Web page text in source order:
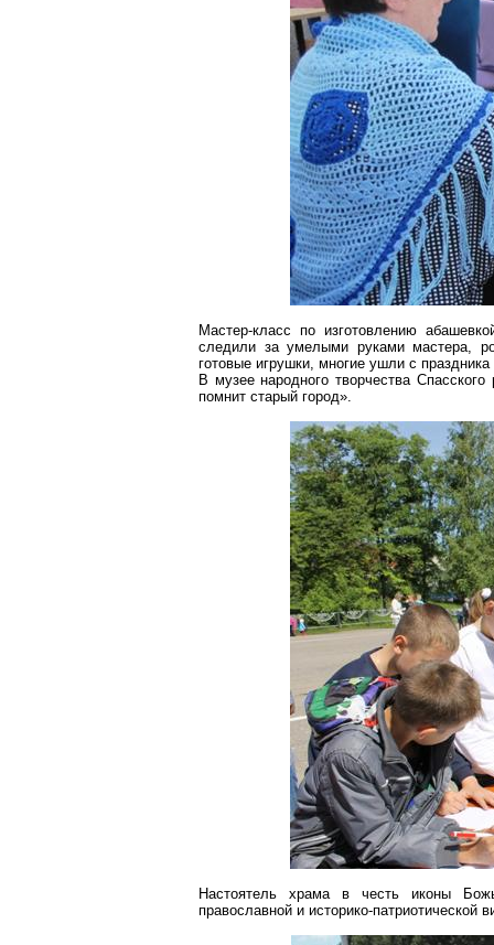
Мастер-класс по изготовлению
следили за умелыми руками мастера,
готовые игрушки, многие ушли с
В музее народного творчества
помнит старый город».
Настоятель храма в честь иконы
православной и историко-патриотической